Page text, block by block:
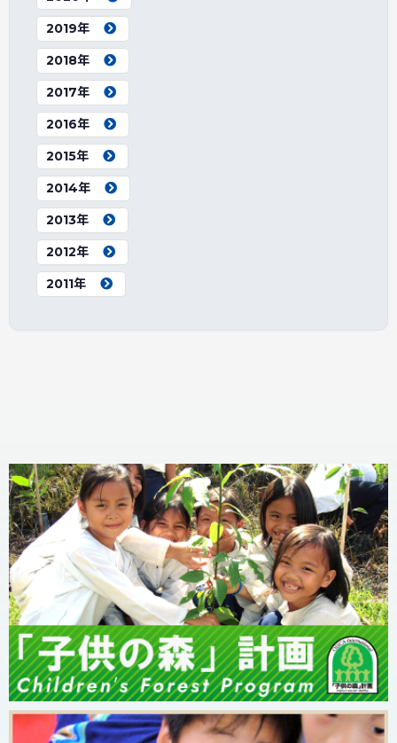
2019年
2018年
2017年
2016年
2015年
2014年
2013年
2012年
2011年